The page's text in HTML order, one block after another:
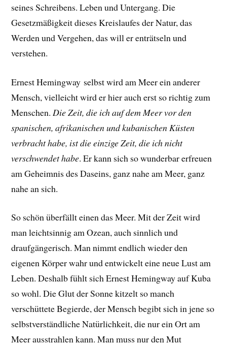
seines Schreibens. Leben und Untergang. Die
Gesetzmäßigkeit dieses Kreislaufes der Natur, das
Werden und Vergehen, das will er enträtseln und
verstehen.
Ernest Hemingway selbst wird am Meer ein anderer
Mensch, vielleicht wird er hier auch erst so richtig zum
Menschen. Die Zeit, die ich auf dem Meer vor den
spanischen, afrikanischen und kubanischen Küsten
verbracht habe, ist die einzige Zeit, die ich nicht
verschwendet habe. Erkann sich so wunderbar erfreuen
am Geheimnis des Daseins, ganz nahe am Meer, ganz
nahe an sich.
So schön überfällt einen das Meer. Mit der Zeit wird
man leichtsinnig am Ozean, auch sinnlich und
draufgängerisch. Man nimmt endlich wieder den
eigenen Körper wahr und entwickelt eine neue Lust am
Leben. Deshalb fühlt sich Ernest Hemingway auf Kuba
so wohl. Die Glut der Sonne kitzelt so manch
verschüttete Begierde, der Mensch begibt sich in jene so
selbstverständliche Natürlichkeit, die nur ein Ort am
Meer ausstrahlen kann. Man muss nur den Mut